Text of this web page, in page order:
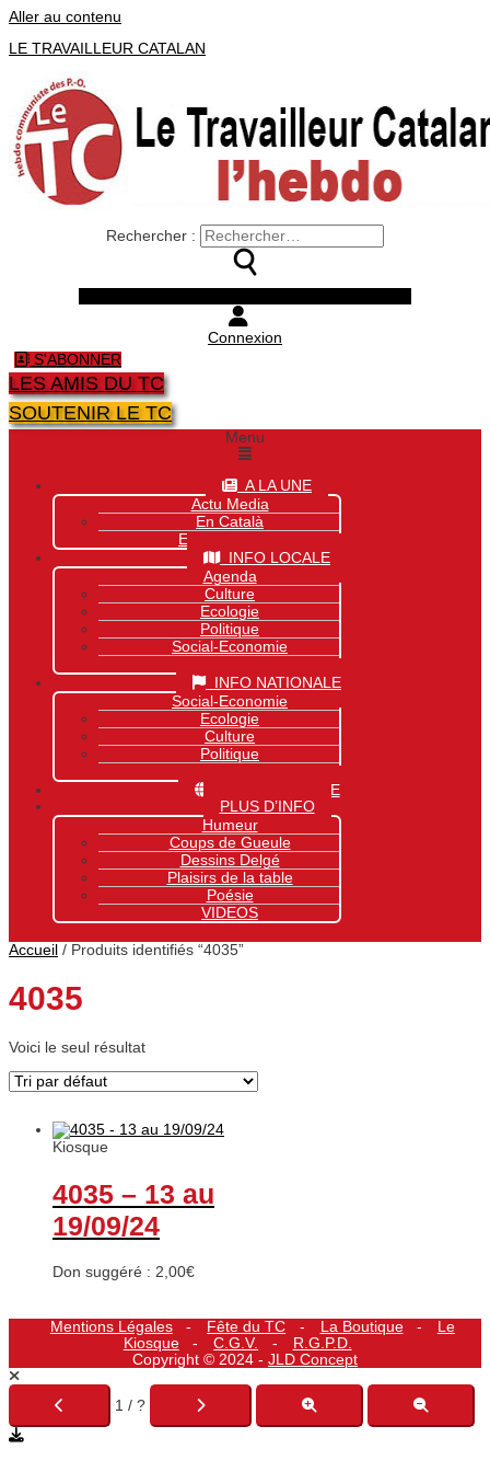
Aller au contenu
LE TRAVAILLEUR CATALAN
Rechercher :
Connexion
S'ABONNER
LES AMIS DU TC
SOUTENIR LE TC
Menu
A LA UNE
Actu Media
En Català
Exclusivité Site
INFO LOCALE
Agenda
Culture
Ecologie
Politique
Social-Economie
INFO NATIONALE
Social-Economie
Ecologie
Culture
Politique
INFO MONDIALE
PLUS D’INFO
Humeur
Coups de Gueule
Dessins Delgé
Plaisirs de la table
Poésie
VIDEOS
Accueil / Produits identifiés “4035”
4035
Voici le seul résultat
Kiosque
4035 – 13 au
19/09/24
Don suggéré : 2,00€
Mentions Légales Fête du TC La Boutique
Le
Kiosque
C.G.V.
R.G.P.D.
Copyright © 2024 - JLD Concept
1 / ?